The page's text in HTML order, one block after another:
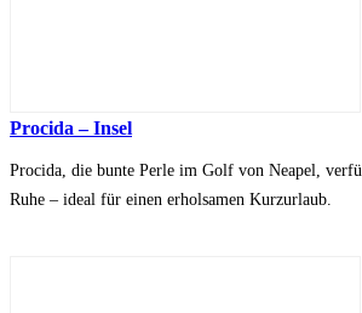
Procida – Insel
Procida, die bunte Perle im Golf von Neapel,
Ruhe – ideal für einen erholsamen Kurzurlaub.